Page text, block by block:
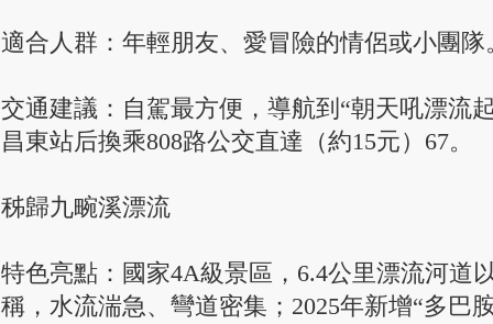
適合人群：年輕朋友、愛冒險的情侶或小團隊
交通建議：自駕最方便，導航到“朝天吼漂流
昌東站后換乘808路公交直達（約15元）67。
秭歸九畹溪漂流
特色亮點：國家4A級景區，6.4公里漂流河道
稱，水流湍急、彎道密集；2025年新增“多巴